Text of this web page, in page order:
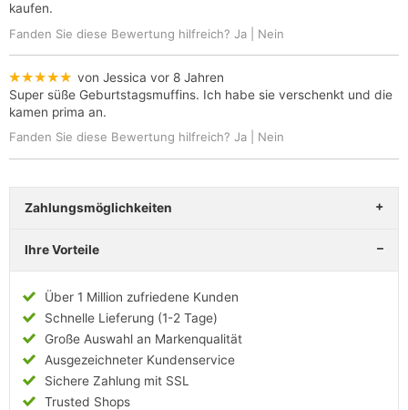
kaufen.
Fanden Sie diese Bewertung hilfreich? Ja Nein
★★★★★ von Jessica vor 8 Jahren
Super süße Geburtstagsmuffins. Ich habe sie verschenkt und die
kamen prima an.
Fanden Sie diese Bewertung hilfreich? Ja Nein
Zahlungsmöglichkeiten
Ihre Vorteile
Über 1 Million zufriedene Kunden
Schnelle Lieferung (1-2 Tage)
Große Auswahl an Markenqualität
Ausgezeichneter Kundenservice
Sichere Zahlung mit SSL
Trusted Shops